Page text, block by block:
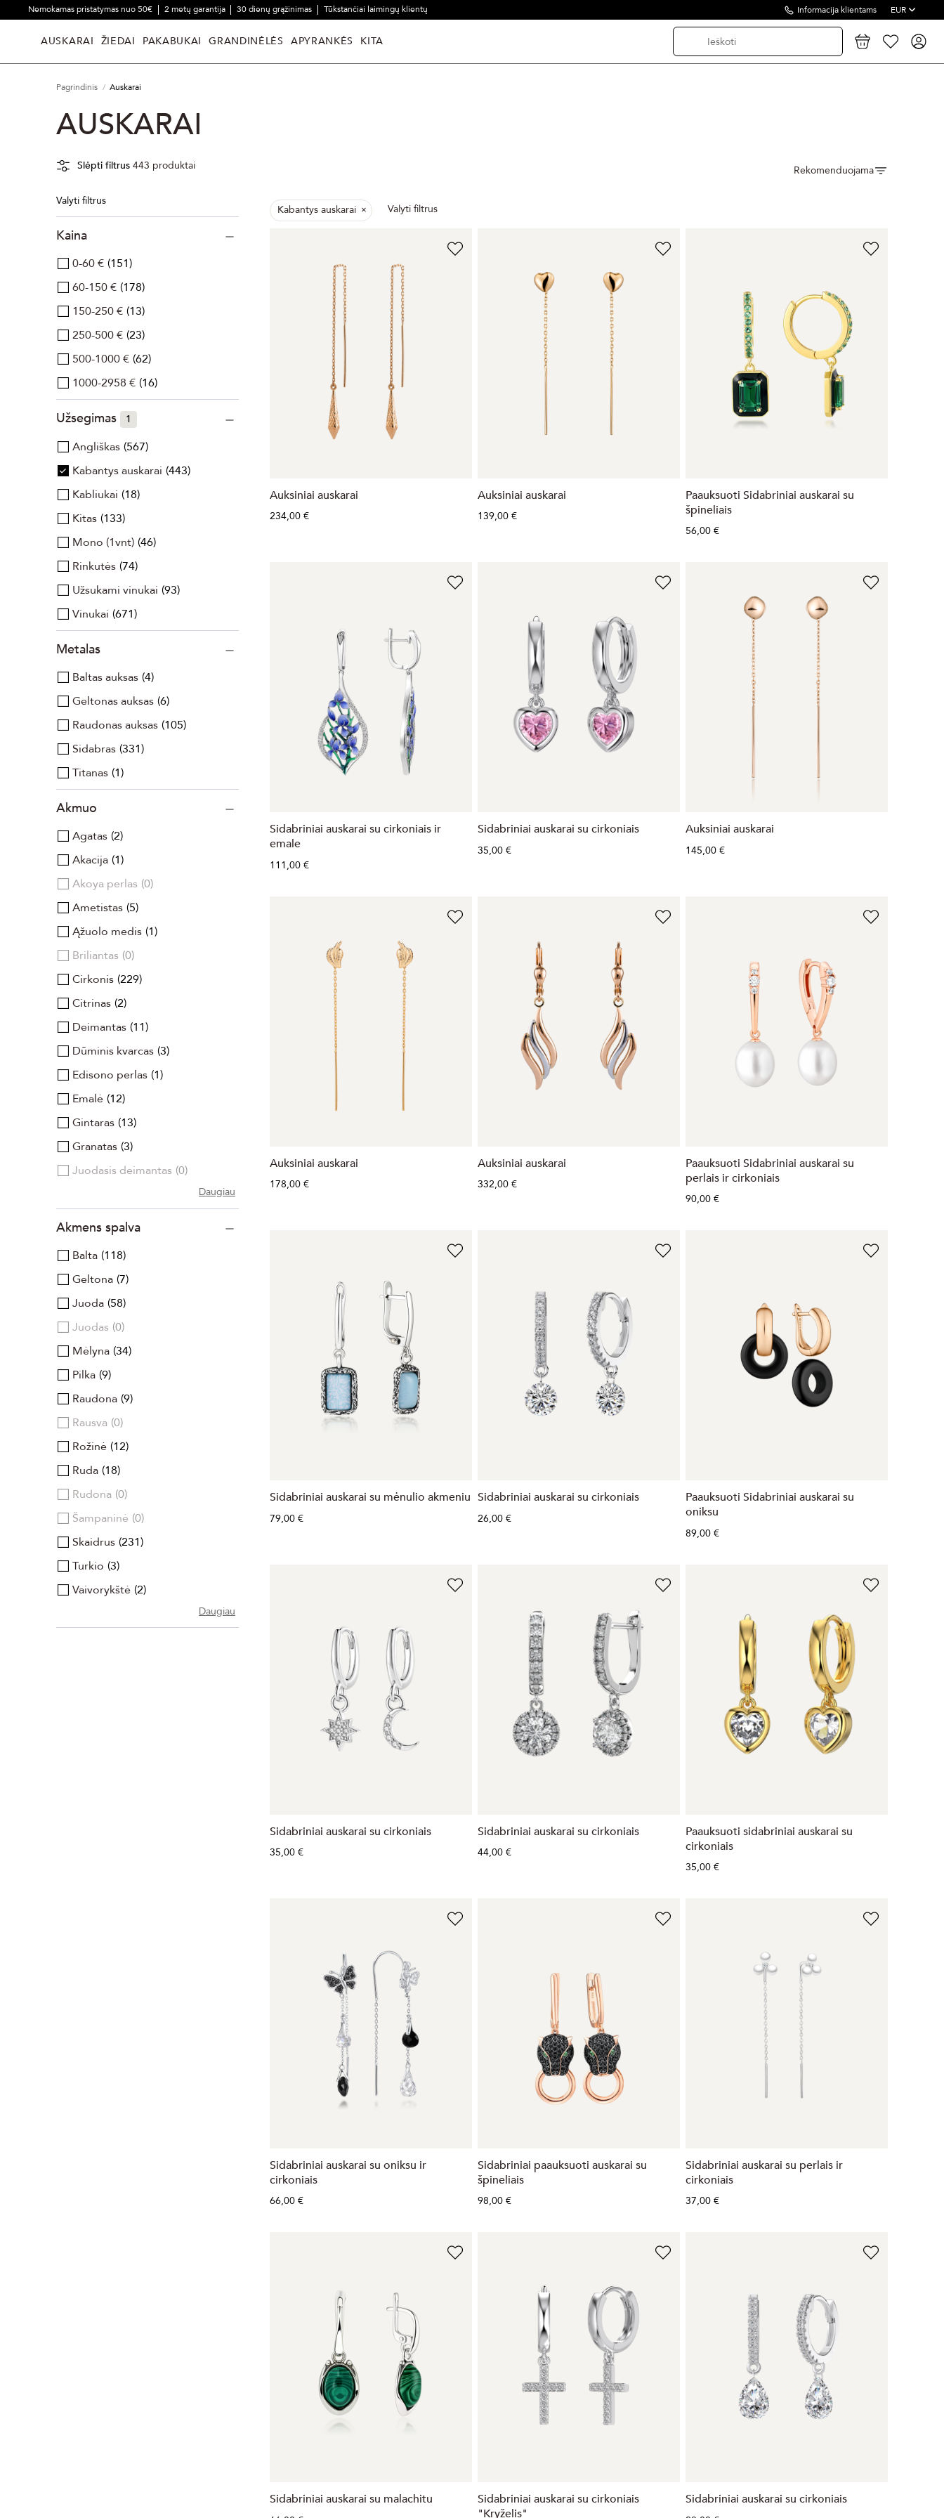
Nemokamas pristatymas nuo 50€ 2 metų garantija 30 dienų grąžinimas Tūkstančiai laimingų klientų Informacija klientams EUR
AUSKARAI ŽIEDAI PAKABUKAI GRANDINĖLĖS APYRANKĖS KITA
Pagrindinis Auskarai
AUSKARAI
Rekomenduojama
Kabantys auskarai Valyti filtrus
Auksiniai auskarai
234,00 €
Auksiniai auskarai
139,00 €
Paauksuoti Sidabriniai auskarai su
špineliais
56,00 €
Sidabriniai auskarai su cirkoniais ir
emale
111,00 €
Sidabriniai auskarai su cirkoniais
35,00 €
Auksiniai auskarai
145,00 €
Auksiniai auskarai
178,00 €
Auksiniai auskarai
332,00 €
Paauksuoti Sidabriniai auskarai su
perlais ir cirkoniais
90,00 €
Sidabriniai auskarai su mėnulio akmeniu
79,00 €
Sidabriniai auskarai su cirkoniais
26,00 €
Paauksuoti Sidabriniai auskarai su
oniksu
89,00 €
Sidabriniai auskarai su cirkoniais
35,00 €
Sidabriniai auskarai su cirkoniais
44,00 €
Paauksuoti sidabriniai auskarai su
cirkoniais
35,00 €
Sidabriniai auskarai su oniksu ir
cirkoniais
66,00 €
Sidabriniai paauksuoti auskarai su
špineliais
98,00 €
Sidabriniai auskarai su perlais ir
cirkoniais
37,00 €
Sidabriniai auskarai su malachitu
Sidabriniai auskarai su cirkoniais
"Kryželis"
Sidabriniai auskarai su cirkoniais
Slėpti filtrus 443 produktai
Valyti filtrus
Kaina
0-60 € 151
60-150 € 178
150-250 € 13
250-500 € 23
500-1000 € 62
1000-2958 € 16
Užsegimas 1
Angliškas 567
Kabantys auskarai 443
Kabliukai 18
Kitas 133
Mono (1vnt) 46
Rinkutės 74
Užsukami vinukai 93
Vinukai 671
Metalas
Baltas auksas 4
Geltonas auksas 6
Raudonas auksas 105
Sidabras 331
Titanas 1
Akmuo
Agatas 2
Akacija 1
Akoya perlas 0
Ametistas 5
Ąžuolo medis 1
Briliantas 0
Cirkonis 229
Citrinas 2
Deimantas 11
Dūminis kvarcas 3
Edisono perlas 1
Emalė 12
Gintaras 13
Granatas 3
Juodasis deimantas 0
Daugiau
Akmens spalva
Balta 118
Geltona 7
Juoda 58
Juodas 0
Mėlyna 34
Pilka 9
Raudona 9
Rausva 0
Rožinė 12
Ruda 18
Rudona 0
Šampaninė 0
Skaidrus 231
Turkio 3
Vaivorykštė 2
Daugiau